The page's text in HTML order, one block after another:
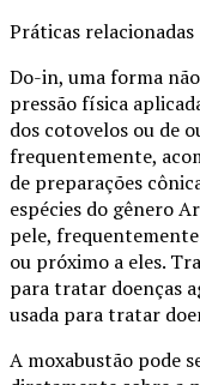
Práticas relacionadas
Do-in, uma forma
pressão física
dos cotovelos ou de
frequentemente,
de preparações
espécies do gênero
pele,
ou próximo a eles.
para tratar doenças
usada para tratar
A moxabustão pode